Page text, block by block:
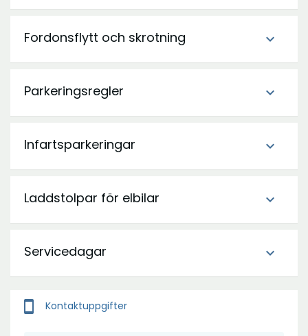
Fordonsflytt och skrotning expand_more
Parkeringsregler expand_more
Infartsparkeringar expand_more
Laddstolpar för elbilar expand_more
Servicedagar expand_more
smartphone Kontaktuppgifter